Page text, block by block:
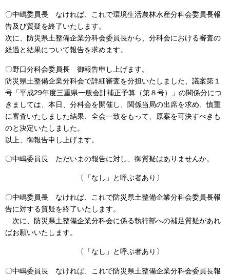
〇中嶋委員長 なければ、これで環境生活農林水産分科会委員長報
告及び質疑を終了いたします。
次に、防災県土整備企業分科会委員長から、分科会における審査の
経過と結果について報告を求めます。
〇野口分科会委員長 御報告申し上げます。
防災県土整備企業分科会で詳細審査を分担いたしました、議案第１
号「平成29年度三重県一般会計補正予算（第８号）」の関係分につ
きましては、本日、分科会を開催し、関係当局の出席を求め、慎重
に審査いたしました結果、全会一致をもって、原案を可決すべきも
のと決定いたしました。
以上、御報告申し上げます。
〇中嶋委員長 ただいまの報告に対し、御質疑はありませんか。
〔「なし」と呼ぶ者あり〕
〇中嶋委員長 なければ、これで防災県土整備企業分科会委員長報
告に対する質疑を終了いたします。
次に、防災県土整備企業分科会に係る執行部への補足質疑があれ
ばお願いいたします。
〔「なし」と呼ぶ者あり〕
〇中嶋委員長 なければ、これで防災県土整備企業分科会委員長報